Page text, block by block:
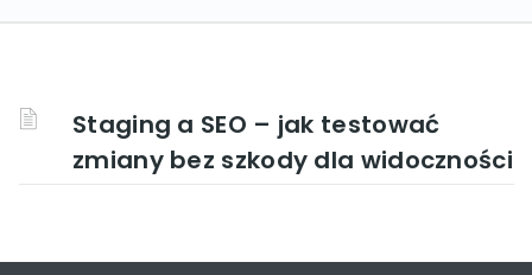
Staging a SEO – jak testować
zmiany bez szkody dla widoczności